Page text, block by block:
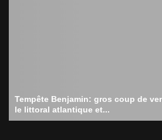
Tempête Benjamin: gros coup de
le littoral atlantique et...